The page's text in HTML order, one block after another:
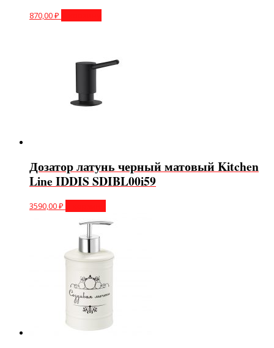
870,00₽
Дозатор латунь черный матовый Kitchen
Line IDDIS SDIBL00i59
3590,00₽